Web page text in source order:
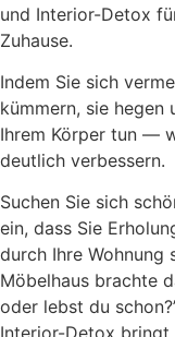
und Interior-Detox
Zuhause.
Indem Sie sich
kümmern, sie
Ihrem Körper tun —
deutlich verbessern.
Suchen Sie sich
ein, dass Sie
durch Ihre Wohnung
Möbelhaus brachte
oder lebst du